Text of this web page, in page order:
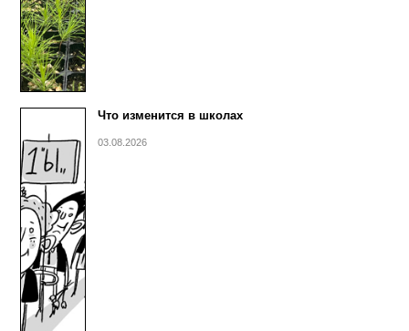
Что изменится в школах
03.08.2026